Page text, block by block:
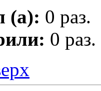
(а): 0 раз.
0 раз.